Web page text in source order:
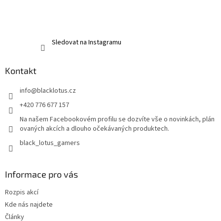
Sledovat na Instagramu
Kontakt
info@blacklotus.cz
+420 776 677 157
Na našem Facebookovém profilu se dozvíte vše o novinkách, plán
ovaných akcích a dlouho očekávaných produktech.
black_lotus_gamers
Informace pro vás
Rozpis akcí
Kde nás najdete
Články